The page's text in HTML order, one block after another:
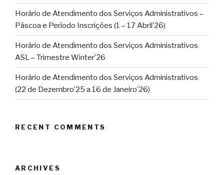
Horário de Atendimento dos Serviços Administrativos –
Páscoa e Período Inscrições (1 – 17 Abril’26)
Horário de Atendimento dos Serviços Administrativos
ASL – Trimestre Winter’26
Horário de Atendimento dos Serviços Administrativos
(22 de Dezembro’25 a 16 de Janeiro’26)
RECENT COMMENTS
ARCHIVES